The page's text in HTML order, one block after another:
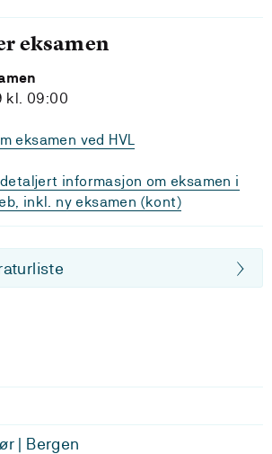
eksamen
kl. 09:00
eksamen ved HVL
informasjon om eksamen i
inkl. ny eksamen (kont)
| Bergen